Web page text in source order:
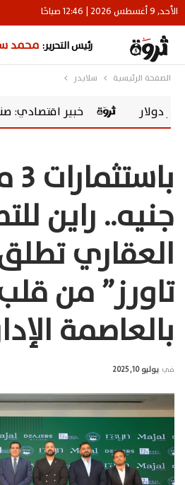
الأحد, 9 أغسطس 2026 | 12:46 صباحًا
رئيس التحرير: محمد
الصفحة الرئيسية سلايدر
خبير اقتصادي: صندوق المصريين
جنيه.. راين
العقاري
بالعاصمة
في يوليو 10, 2025